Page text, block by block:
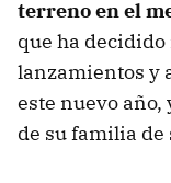
terreno en el
que ha
lanzamientos y
este nuevo
de su familia